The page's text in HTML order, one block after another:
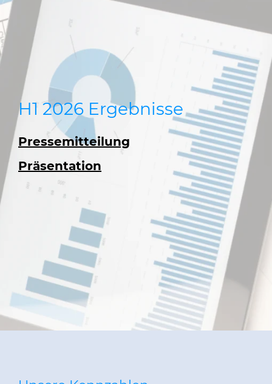
H1 2026 Ergebnisse
Pressemitteilung
Präsentation